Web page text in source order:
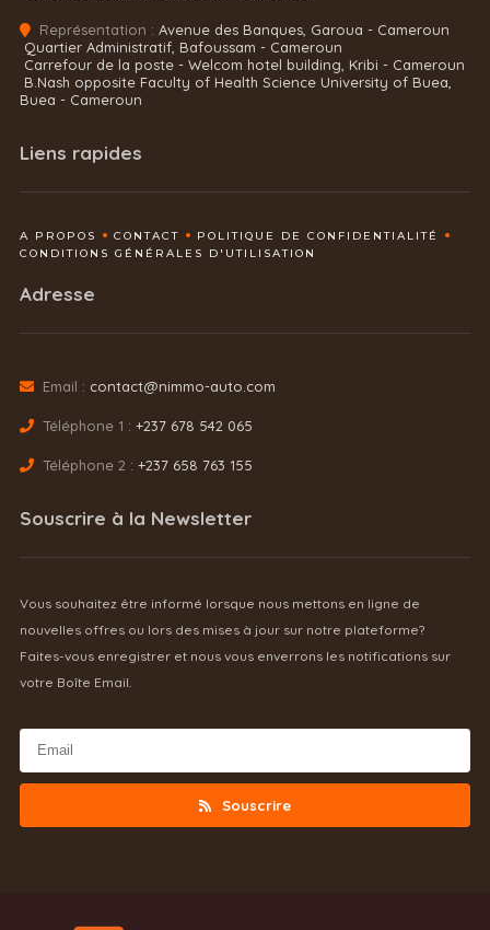
Représentation : Avenue des Banques, Garoua - Cameroun
Quartier Administratif, Bafoussam - Cameroun
Carrefour de la poste - Welcom hotel building, Kribi - Cameroun
B.Nash opposite Faculty of Health Science University of Buea,
Buea - Cameroun
Liens rapides
A PROPOS CONTACT
POLITIQUE DE CONFIDENTIALITÉ
CONDITIONS GÉNÉRALES D'UTILISATION
Adresse
Email : contact@nimmo-auto.com
Téléphone 1 : +237 678 542 065
Téléphone 2 : +237 658 763 155
Souscrire à la Newsletter
Vous souhaitez être informé lorsque nous mettons en ligne de
nouvelles offres ou lors des mises à jour sur notre plateforme?
Faites-vous enregistrer et nous vous enverrons les notifications sur
votre Boîte Email.
Souscrire